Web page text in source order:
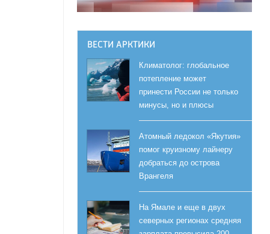
ВЕСТИ АРКТИКИ
Климатолог: глобальное
потепление может
принести России не только
минусы, но и плюсы
Атомный ледокол «Якутия»
помог круизному лайнеру
добраться до острова
Врангеля
На Ямале и еще в двух
северных регионах средняя